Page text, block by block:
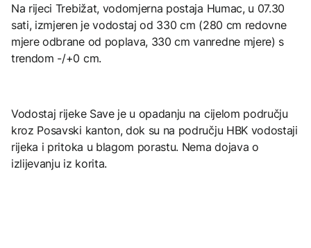
Na rijeci Trebižat, vodomjerna postaja Humac, u 07.30
sati, izmjeren je vodostaj od 330 cm (280 cm redovne
mjere odbrane od poplava, 330 cm vanredne mjere) s
trendom -/+0 cm.
Vodostaj rijeke Save je u opadanju na cijelom području
kroz Posavski kanton, dok su na području HBK vodostaji
rijeka i pritoka u blagom porastu. Nema dojava o
izlijevanju iz korita.